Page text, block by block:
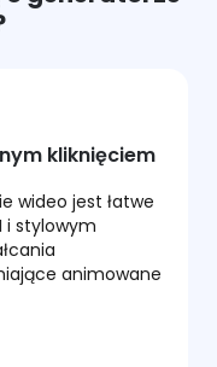
kliknięciem
wideo jest łatwe
i stylowym
animowane